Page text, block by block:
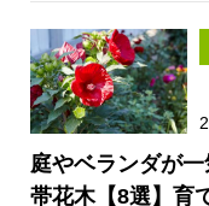
庭やベランダが
帯花木【8選】育